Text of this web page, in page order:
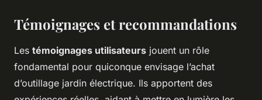
Témoignages et recommandations
Les témoignages utilisateurs jouent un rôle
fondamental pour quiconque envisage l’achat
d’outillage jardin électrique. Ils apportent des